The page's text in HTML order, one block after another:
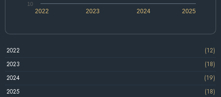
2022 2024
2023 2025
10
2022
(12)
2023
(18)
2024
(19)
2025
(18)